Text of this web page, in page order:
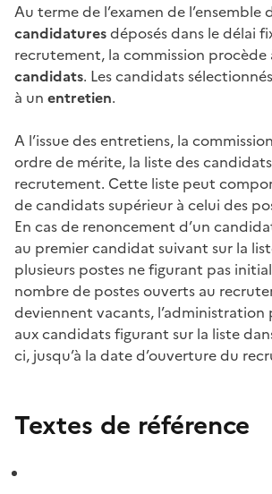
Au terme de l’examen de l’ensemble
candidaturesdéposés dans le délai
recrutement, la commission procède
candidats. Les candidats
à un entretien.
A l’issue des entretiens, la
ordre de mérite, la liste des
recrutement. Cette liste peut
de candidats supérieur à celui des
En cas de renoncement d’un
au premier candidat suivant sur la
plusieurs postes ne figurant pas
nombre de postes ouverts au
deviennent vacants,
aux candidats figurant sur la liste
ci, jusqu’à la date d’ouverture du
Textes de référence